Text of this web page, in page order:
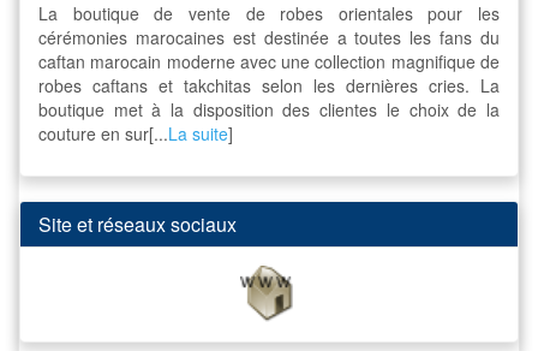
La boutique de vente de robes orientales pour les
cérémonies marocaines est destinée a toutes les fans du
caftan marocain moderne avec une collection magnifique de
robes caftans et takchitas selon les dernières cries. La
boutique met à la disposition des clientes le choix de la
couture en sur[...La suite]
Site et réseaux sociaux